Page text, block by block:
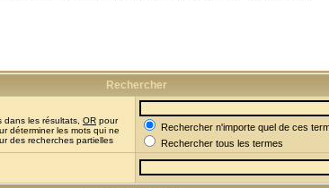
Rechercher
les résultats, OR pour
déterminer les mots qui ne
des recherches partielles
Rechercher n'importe quel de ces
Rechercher tous les termes